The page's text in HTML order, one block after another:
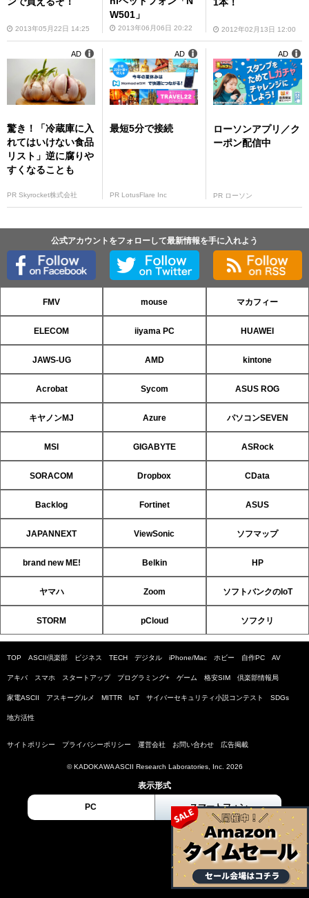
2013年05月22日 14:25
W501」
2013年06月06日 20:22
1本！
2012年02月13日 12:00
驚き！「冷蔵庫に入
れてはいけない食品
リスト」逆に腐りや
すくなることも
PR Skyrocket株式会社
AD
最短5分で接続
PR LotusFlare Inc
AD
ローソンアプリ／ク
ーポン配信中
PR ローソン
AD
公式アカウントをフォローして最新情報を手に入れよう
FMV mouse マカフィー
ELECOM iiyama PC HUAWEI
JAWS-UG AMD kintone
Acrobat Sycom ASUS ROG
キヤノンMJ Azure パソコンSEVEN
MSI GIGABYTE ASRock
SORACOM Dropbox CData
Backlog Fortinet ASUS
JAPANNEXT ViewSonic ソフマップ
brand new ME! Belkin HP
ヤマハ Zoom ソフトバンクのIoT
STORM pCloud ソフクリ
TOP ASCII倶楽部 ビジネス TECH デジタル iPhone/Mac ホビー 自作PC AV
アキバ スマホ スタートアップ プログラミング+ ゲーム 格安SIM 倶楽部情報局
家電ASCII アスキーグルメ MITTR IoT サイバーセキュリティ小説コンテスト SDGs
地方活性
サイトポリシー プライバシーポリシー 運営会社 お問い合わせ 広告掲載
© KADOKAWA ASCII Research Laboratories, Inc. 2026
表示形式
PC スマートフォン